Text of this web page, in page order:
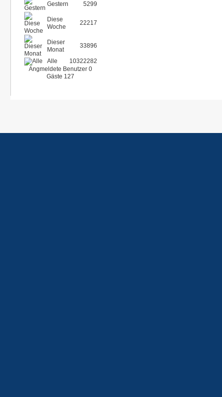
Gestern
5299
Diese
Woche
22217
Dieser
Monat
33896
Alle
10322282
Angmeldete Benutzer 0
Gäste 127